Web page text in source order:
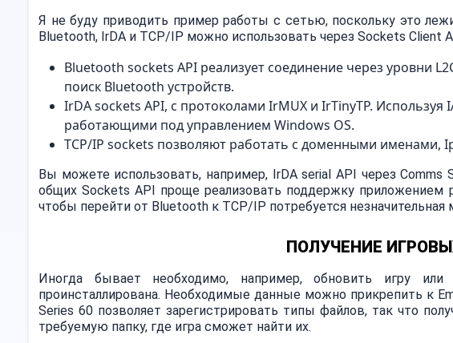
Я не буду приводить пример работы с сетью, поскольку это
Bluetooth, IrDA и TCP/IP можно использовать через Sockets Client
Bluetooth sockets API реализует соединение через уровни
поиск Bluetooth устройств.
IrDA sockets API, с протоколами IrMUX и IrTinyTP. Используя
работающими под управлением Windows OS.
TCP/IP sockets позволяют работать с доменными именами,
Вы можете использовать, например, IrDA serial API через Comms
общих Sockets API проще реализовать поддержку приложением
чтобы перейти от Bluetooth к TCP/IP потребуется незначительная
ПОЛУЧЕНИЕ
Иногда бывает необходимо, например, обновить игру
проинсталлирована. Необходимые данные можно прикрепить к
Series 60 позволяет зарегистрировать типы файлов, так что
требуемую папку, где игра сможет найти их.